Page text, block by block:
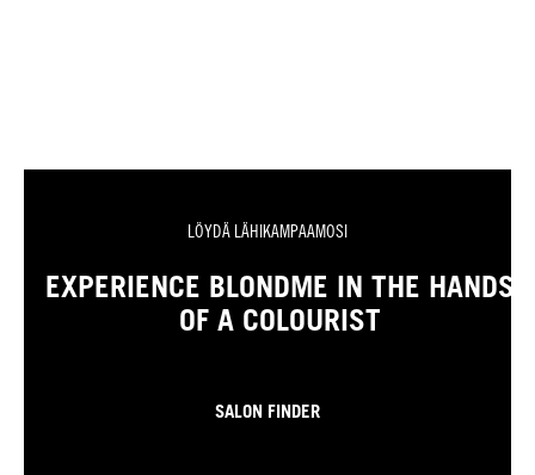
LÖYDÄ LÄHIKAMPAAMOSI
EXPERIENCE BLONDME IN THE HANDS
OF A COLOURIST
SALON FINDER